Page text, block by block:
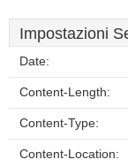
Impostazioni
Date:
Content-Length:
Content-Type:
Content-Location: